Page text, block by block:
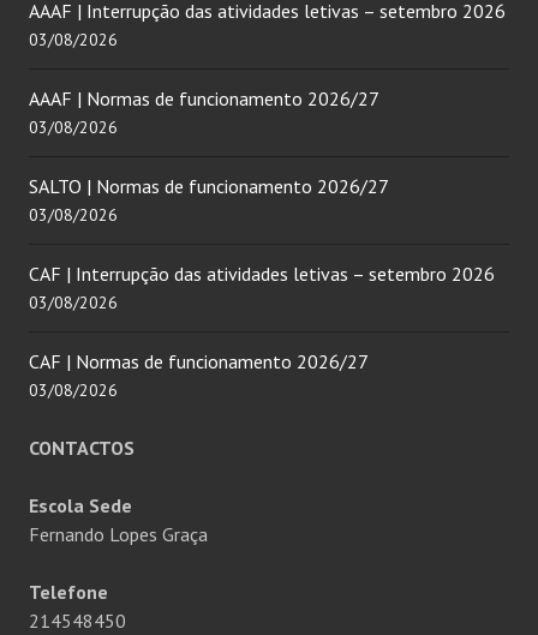
AAAF | Interrupção das atividades letivas – setembro 2026
03/08/2026
AAAF | Normas de funcionamento 2026/27
03/08/2026
SALTO | Normas de funcionamento 2026/27
03/08/2026
CAF | Interrupção das atividades letivas – setembro 2026
03/08/2026
CAF | Normas de funcionamento 2026/27
03/08/2026
CONTACTOS
Escola Sede
Fernando Lopes Graça
Telefone
214548450